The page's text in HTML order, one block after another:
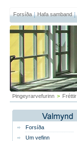
Forsíða Hafa samband
Þingeyrarvefurinn > Fréttir
Forsíða
Um vefinn